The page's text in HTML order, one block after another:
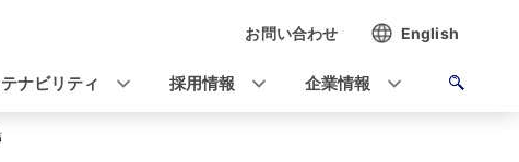
お問い合わせ English
ナビリティ 採用情報 企業情報